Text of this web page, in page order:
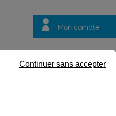
Mon compte
questions
Continuer sans accepter